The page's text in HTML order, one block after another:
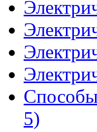
Способы
5)